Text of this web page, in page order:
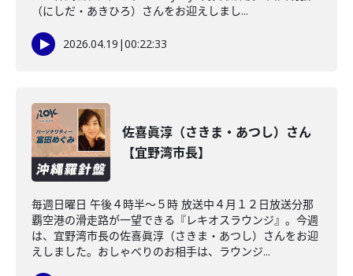
（にしだ・あきひろ）さんをお迎えしまし...
2026.04.19 |00:22:33
佐喜眞淳（さきま・あつし）さん
【宜野湾市長】
毎週日曜日 午後４時半～５時 放送中４月１２日放送分那
覇空港の滑走路が一望できる『レキオスラウンジ』。今週
は、宜野湾市長の佐喜眞淳（さきま・あつし）さんをお迎
えしました。おしゃべりのお相手は、ラウンジ...